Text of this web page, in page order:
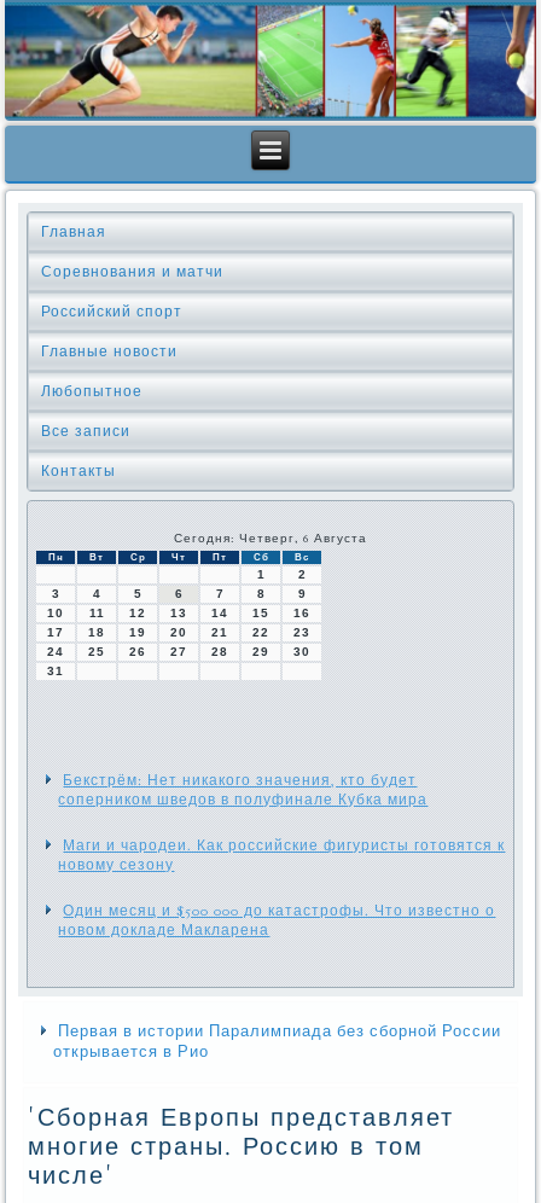
Главная
Соревнования и матчи
Российский спорт
Главные новости
Любопытное
Все записи
Контакты
Сегодня: Четверг, 6 Августа
Пн Вт Ср Чт Пт Сб Вс
1
2
3
4 5 6 7 8
9
10
11 12 13 14 15
16
17
18 19 20 21 22
23
24
25 26 27 28 29
30
31
Бекстрём: Нет никакого значения, кто будет
соперником шведов в полуфинале Кубка мира
Маги и чародеи. Как российские фигуристы готовятся к
новому сезону
Один месяц и $500 000 до катастрофы. Что известно о
новом докладе Макларена
Первая в истории Паралимпиада без сборной России
открывается в Рио
'Сборная Европы представляет
многие страны. Россию в том
числе'